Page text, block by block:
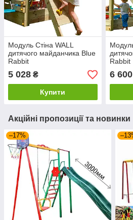
Модуль Стіна WALL
дитячого майданчика Blue
Rabbit
5 028 ₴
Купити
Rabbit
6 600
Акційні пропозиції та новинки
–17%